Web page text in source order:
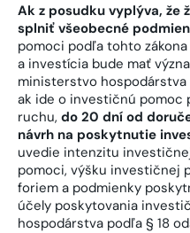
Ak z posudku vyplýva,
splniť všeobecné
pomoci podľa tohto
a investícia bude mať
ministerstvo
ak ide o investičnú pomoc
ruchu, do 20 dní od
návrh na poskytnutie
uvedie intenzitu
pomoci, výšku investičnej
foriem a podmienky
účely poskytovania
hospodárstva podľa § 18